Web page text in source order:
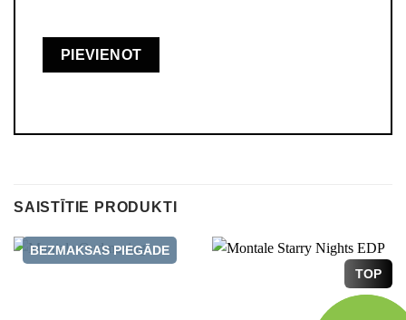
SAISTĪTIE PRODUKTI
BEZMAKSAS PIEGĀDE
TOP